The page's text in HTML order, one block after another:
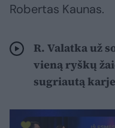
Robertas Kaunas.
R. Valatka už
vieną ryškų
sugriautą